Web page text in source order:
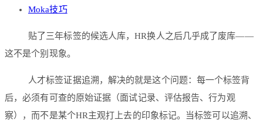
Moka技巧
贴了三年标签的候选人库，HR换人之后几乎成了废库——
这不是个别现象。
人才标签证据追溯，解决的就是这个问题：每一个标签背
后，必须有可查的原始证据（面试记录、评估报告、行为观
察），而不是某个HR主观打上去的印象标记。当标签可以追溯、